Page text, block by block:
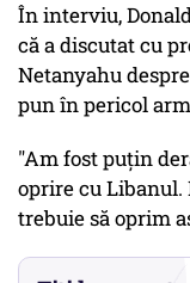
În interviu,
că a discutat cu
Netanyahu
pun în pericol
"Am fost puţin
oprire cu Libanul.
trebuie să oprim